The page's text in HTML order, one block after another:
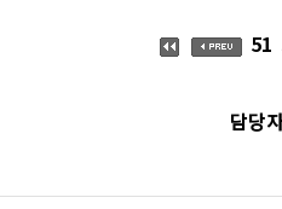
51
담당